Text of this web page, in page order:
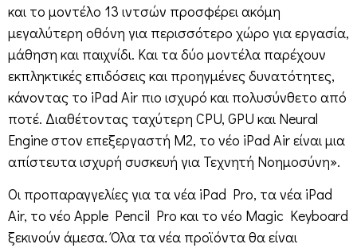
και το μοντέλο 13 ιντσών προσφέρει ακόμη
μεγαλύτερη οθόνη για περισσότερο χώρο για εργασία,
μάθηση και παιχνίδι. Και τα δύο μοντέλα παρέχουν
εκπληκτικές επιδόσεις και προηγμένες δυνατότητες,
κάνοντας το iPad Air πιο ισχυρό και πολυσύνθετο από
ποτέ. Διαθέτοντας ταχύτερη CPU, GPU και Neural
Engine στον επεξεργαστή M2, το νέο iPad Air είναι μια
απίστευτα ισχυρή συσκευή για Τεχνητή Νοημοσύνη».
Οι προπαραγγελίες για τα νέα iPad Pro, τα νέα iPad
Air, το νέo Apple Pencil Pro και το νέο Magic Keyboard
ξεκινούν άμεσα. Όλα τα νέα προϊόντα θα είναι